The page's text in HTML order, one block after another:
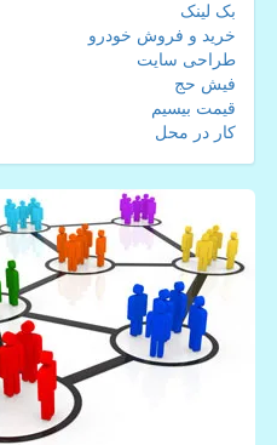
بک لینک
خرید و فروش خودرو
طراحی سایت
فیش حج
قیمت بیسیم
کار در محل